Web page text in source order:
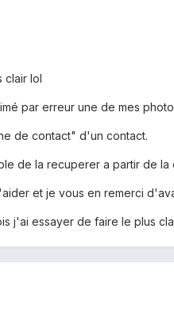
clair lol
par erreur une de mes
de contact" d'un contact.
de la recuperer a partir de
et je vous en remerci
j'ai essayer de faire le plus